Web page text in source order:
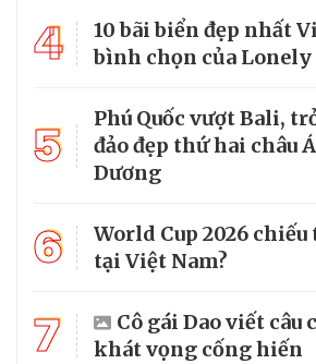
4
10 bãi biển đẹp nhất
bình chọn của Lonely
5
Phú Quốc vượt Bali,
đảo đẹp thứ hai châu
Dương
6
World Cup 2026
tại Việt Nam?
7
Cô gái Dao viết câu
khát vọng cống hiến